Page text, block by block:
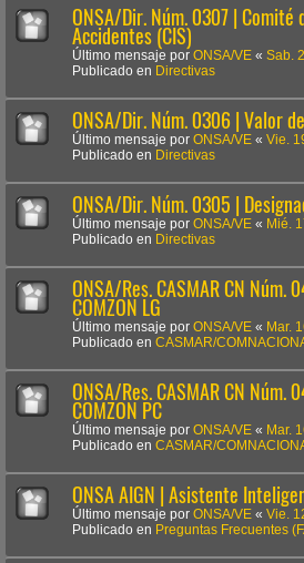
ONSA/Dir. Núm. 0307 | Comité
Accidentes (CIS)
Último mensaje por ONSA/VE « Sab.
Publicado en Directivas
ONSA/Dir. Núm. 0306 | Valor
Último mensaje por ONSA/VE « Vie.
Publicado en Directivas
ONSA/Dir. Núm. 0305 |
Último mensaje por ONSA/VE « Mié.
Publicado en Directivas
ONSA/Res. CASMAR CN Núm.
COMZON LG
Último mensaje por ONSA/VE « Mar.
Publicado en CASMAR/
ONSA/Res. CASMAR CN Núm.
COMZON PC
Último mensaje por ONSA/VE « Mar.
Publicado en CASMAR/
ONSA AIGN | Asistente
Último mensaje por ONSA/VE « Vie.
Publicado en Preguntas Frecuentes